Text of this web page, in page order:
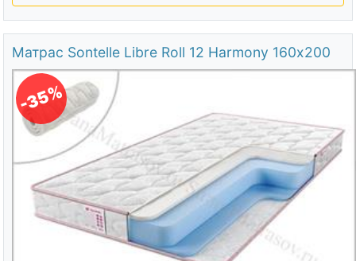
Матрас Sontelle Libre Roll 12 Harmony 160х200
-35%